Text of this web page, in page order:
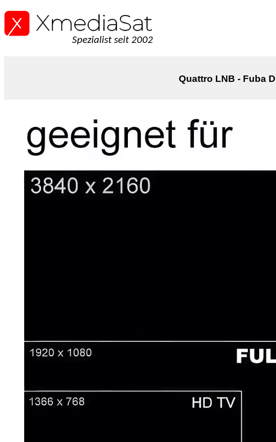
Spezialist seit 2002
Quattro LNB - Fuba